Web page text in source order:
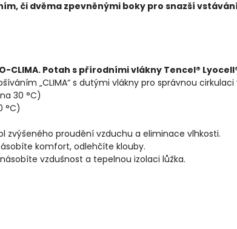
či dvěma zpevněnými boky pro snazší
CLIMA. Potah s přírodními vlákny Tencel®
„CLIMA“ s dutými vlákny pro správnou
30 °C)
°C)
zvýšeného proudění vzduchu a eliminace vlhkosti.
komfort, odlehčíte klouby.
vzdušnost a tepelnou izolaci lůžka.